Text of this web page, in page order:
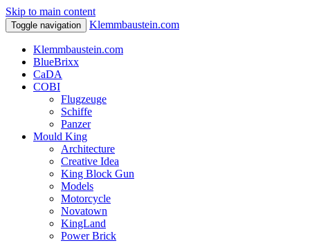
Skip to main content
Toggle navigation Klemmbaustein.com
Klemmbaustein.com
BlueBrixx
CaDA
COBI
Flugzeuge
Schiffe
Panzer
Mould King
Architecture
Creative Idea
King Block Gun
Models
Motorcycle
Novatown
KingLand
Power Brick